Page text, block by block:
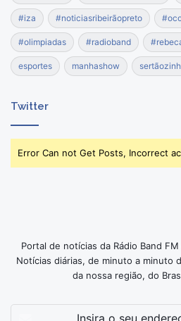
#iza #noticiasribeirãopreto
#olimpiadas #radioband
esportes manhashow
Twitter
Error Can not Get Posts, Incorrect
Portal de notícias da Rádio Band
Notícias diárias, de minuto a minuto
da nossa região, do